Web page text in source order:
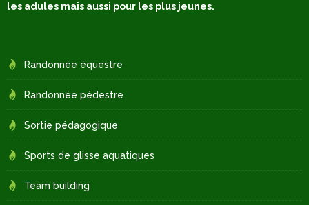
les adules mais aussi pour les plus jeunes.
Randonnée équestre
Randonnée pédestre
Sortie pédagogique
Sports de glisse aquatiques
Team building